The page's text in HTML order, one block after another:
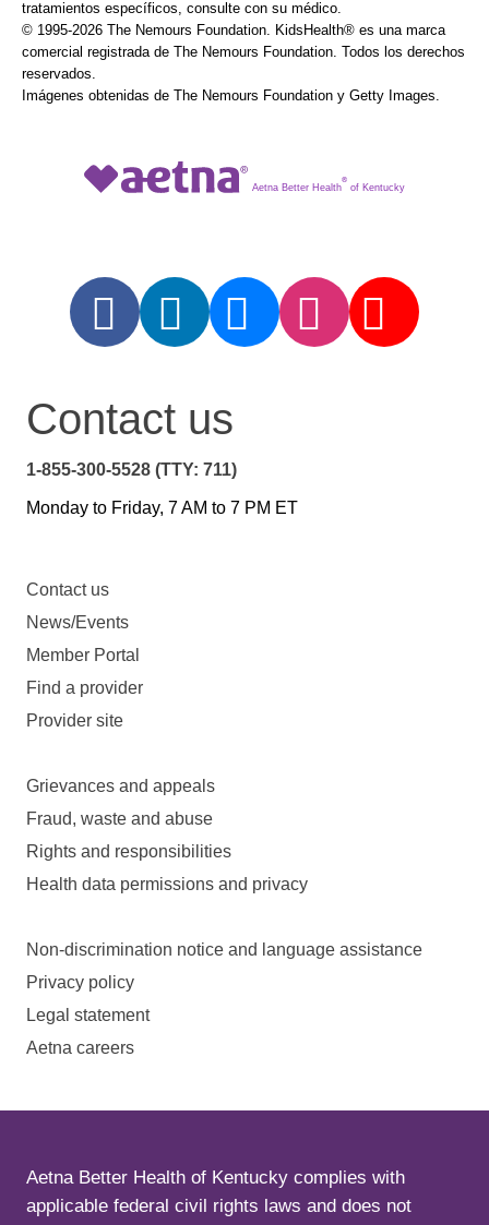
tratamientos específicos, consulte con su médico.
© 1995-2026 The Nemours Foundation. KidsHealth® es una marca
comercial registrada de The Nemours Foundation. Todos los derechos
reservados.
Imágenes obtenidas de The Nemours Foundation y Getty Images.
Aetna Better Health
®
of Kentucky
Contact us
1-855-300-5528 (TTY: 711)
Monday to Friday, 7 AM to 7 PM ET
Contact us
News/Events
Member Portal
Find a provider
Provider site
Grievances and appeals
Fraud, waste and abuse
Rights and responsibilities
Health data permissions and privacy
Non-discrimination notice and language assistance
Privacy policy
Legal statement
Aetna careers
Aetna Better Health of Kentucky complies with
applicable federal civil rights laws and does not